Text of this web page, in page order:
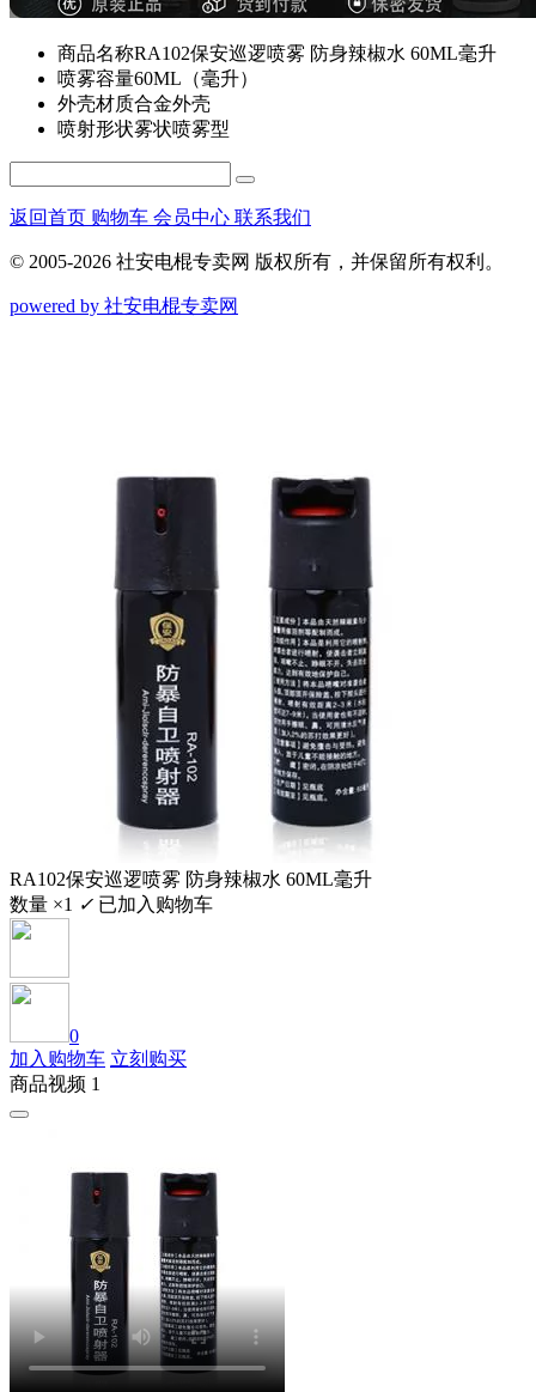
商品名称RA102保安巡逻喷雾 防身辣椒水 60ML毫升
喷雾容量60ML（毫升）
外壳材质合金外壳
喷射形状雾状喷雾型
返回首页 购物车 会员中心 联系我们
© 2005-2026 社安电棍专卖网 版权所有，并保留所有权利。
powered by 社安电棍专卖网
RA102保安巡逻喷雾 防身辣椒水 60ML毫升
数量 ×1 ✓ 已加入购物车
0
加入购物车 立刻购买
商品视频 1